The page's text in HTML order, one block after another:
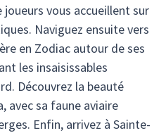
vous accueillent sur
Naviguez ensuite vers
en Zodiac autour de ses
les insaisissables
Découvrez la beauté
avec sa faune aviaire
Enfin, arrivez à Sainte-